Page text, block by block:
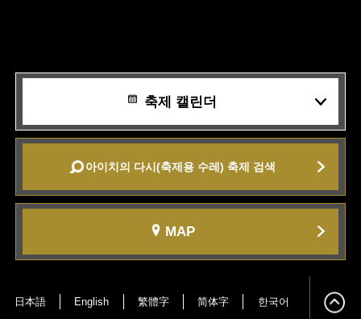
축제 캘린더
아이치의 다시(축제용 수레) 축제 검색
MAP
日本語 English 繁體字 简体字 한국어